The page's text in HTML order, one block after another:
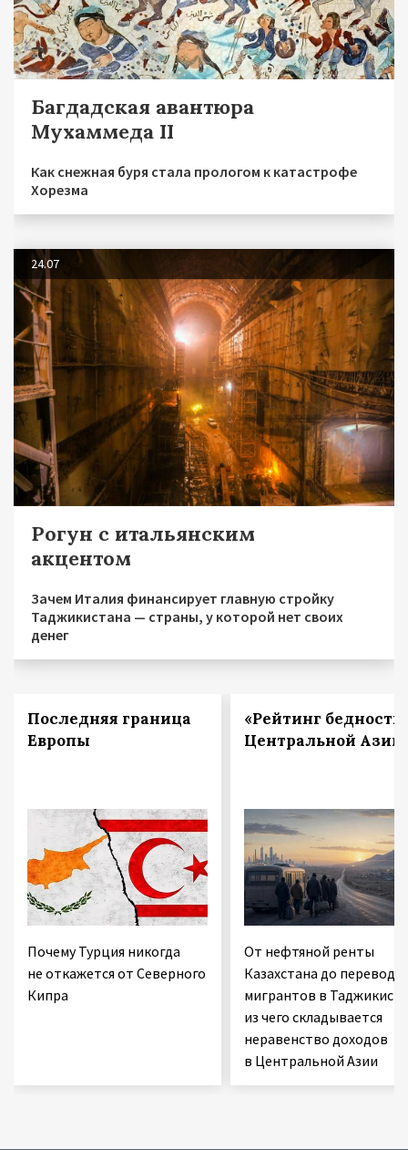
Багдадская авантюра
Мухаммеда II
Как снежная буря стала прологом к катастрофе
Хорезма
24.07
Рогун с итальянским
акцентом
Зачем Италия финансирует главную стройку
Таджикистана — страны, у которой нет своих
денег
Последняя граница
Европы
Почему Турция никогда
не откажется от Северного
Кипра
«Рейтинг
Центральной Азии
От нефтяной ренты
Казахстана до
мигрантов в
из чего складывается
неравенство доходов
в Центральной Азии